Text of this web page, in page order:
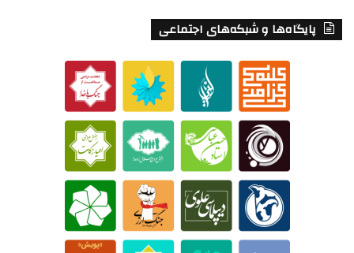
پایگاه‌ها و شبکه‌های اجتماعی